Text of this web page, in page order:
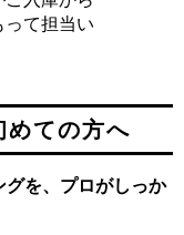
て担当い
めての方へ
を、プロがしっか